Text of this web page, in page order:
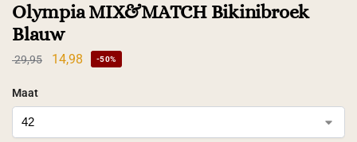
Olympia MIX&MATCH Bikinibroek
Blauw
29,95 14,98 -50%
Maat